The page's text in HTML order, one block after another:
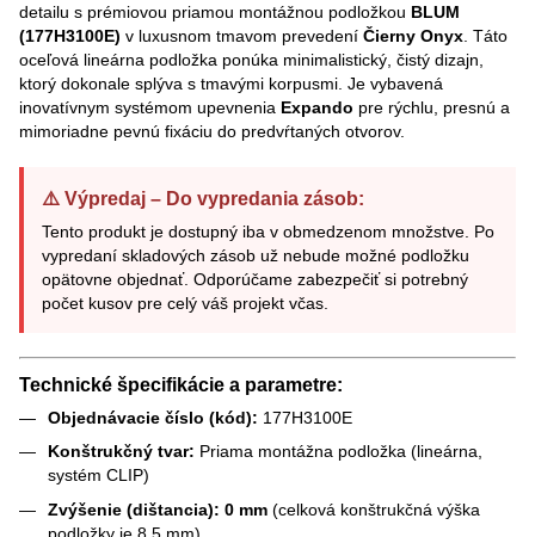
detailu s prémiovou priamou montážnou podložkou BLUM
(177H3100E) v luxusnom tmavom prevedení Čierny Onyx . Táto
oceľová lineárna podložka ponúka minimalistický, čistý dizajn,
ktorý dokonale splýva s tmavými korpusmi. Je vybavená
inovatívnym systémom upevnenia Expando pre rýchlu, presnú a
mimoriadne pevnú fixáciu do predvŕtaných otvorov.
⚠️ Výpredaj – Do vypredania zásob:
Tento produkt je dostupný iba v obmedzenom množstve. Po
vypredaní skladových zásob už nebude možné podložku
opätovne objednať. Odporúčame zabezpečiť si potrebný
počet kusov pre celý váš projekt včas.
Technické špecifikácie a parametre:
Objednávacie číslo (kód): 177H3100E
Konštrukčný tvar: Priama montážna podložka (lineárna,
systém CLIP)
Zvýšenie (dištancia): 0 mm (celková konštrukčná výška
podložky je 8,5 mm)